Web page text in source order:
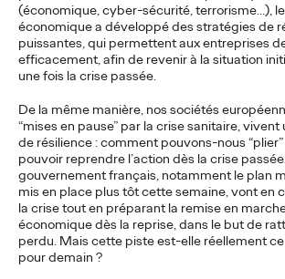
(économique, cyber-sécurité, terrorisme…),
économique a développé des stratégies de
puissantes, qui permettent aux entreprises
efficacement, afin de revenir à la situation
une fois la crise passée.
De la même manière, nos sociétés
“mises en pause” par la crise sanitaire,
de résilience : comment pouvons-nous
pouvoir reprendre l’action dès la crise
gouvernement français, notamment le plan
mis en place plus tôt cette semaine, vont en
la crise tout en préparant la remise en
économique dès la reprise, dans le but de
perdu. Mais cette piste est-elle réellement ce
pour demain ?
READ
Shona Lang joins
Ogilvy Paris as
Performance
Ogilvy Paris
Ogilvy Paris is proud to announce the arrival
Chief Performance Officer (CPO).